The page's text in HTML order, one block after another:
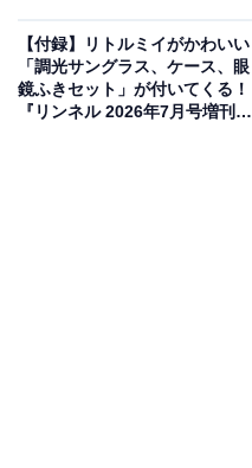
【付録】リトルミイがかわいい
「調光サングラス、ケース、眼
鏡ふきセット」が付いてくる！
『リンネル 2026年7月号増刊』